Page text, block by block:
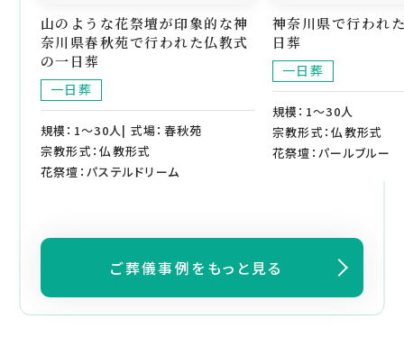
山のような花祭壇が印象的な神
奈川県春秋苑で行われた仏教式
の一日葬
一日葬
規模：1～30人| 式場：春秋苑
宗教形式：仏教形式
花祭壇：パステルドリーム
神奈川県で行われ
日葬
一日葬
規模：1～30人
宗教形式：仏教形式
花祭壇：パールブルー
ご葬儀事例をもっと見る